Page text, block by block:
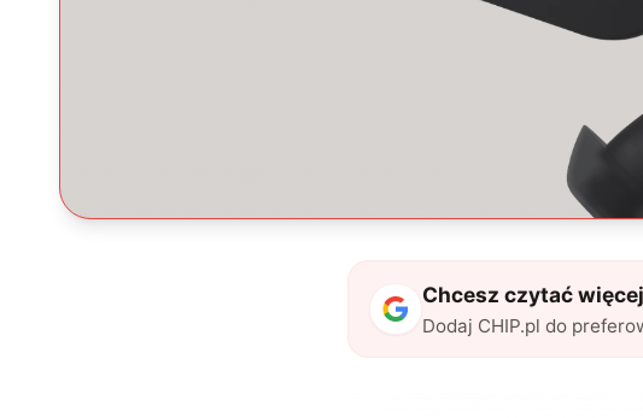
Chcesz czytać
Dodaj CHIP.pl do